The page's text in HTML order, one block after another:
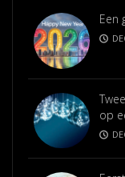
Een
op